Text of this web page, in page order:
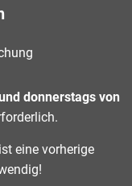
donnerstags von
eine vorherige